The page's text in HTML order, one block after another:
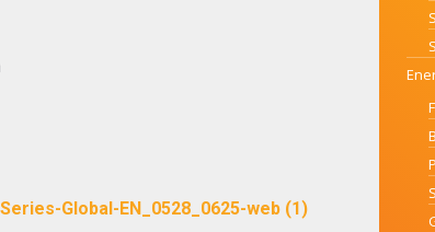
Global-EN_0528_0625-web (1)